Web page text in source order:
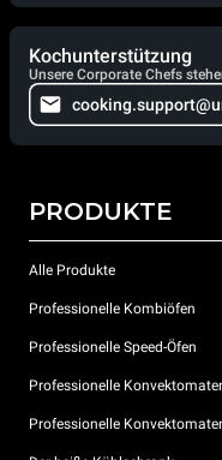
Kochunterstützung
Unsere Corporate Chefs
PRODUKTE
Alle Produkte
Professionelle Kombiöfen
Professionelle Speed-Öfen
Professionelle
Professionelle